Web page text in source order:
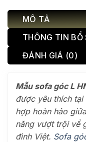
MÔ TẢ
THÔNG TIN BỔ
ĐÁNH GIÁ (0)
Mẫu sofa góc L
được yêu thích tại
hợp hoàn hảo
năng vượt trội về
đình Việt. Sofa